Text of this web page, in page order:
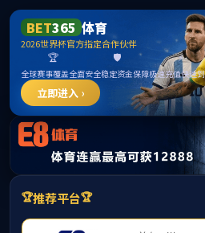
365英国上市公司(CHN-